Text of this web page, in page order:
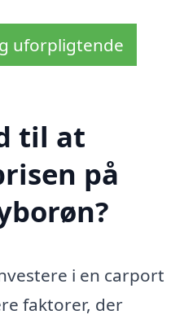
uforpligtende
til at
på
i en carport
faktorer, der